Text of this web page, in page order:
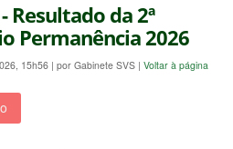
Resultado da 2ª
Permanência 2026
15h56 | por Gabinete SVS | Voltar à página